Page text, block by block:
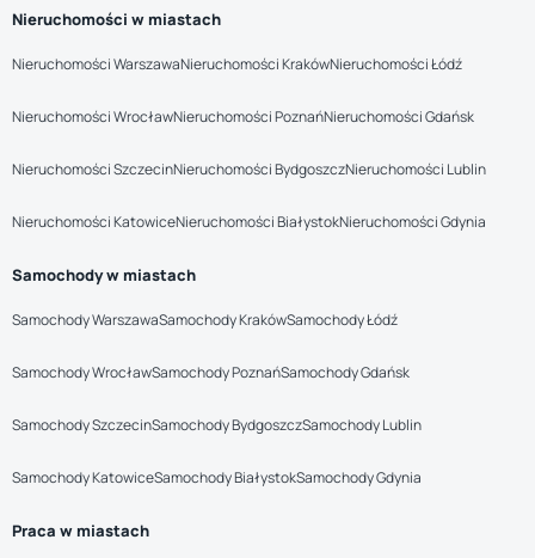
Nieruchomości w miastach
Nieruchomości WarszawaNieruchomości KrakówNieruchomości Łódź
Nieruchomości WrocławNieruchomości PoznańNieruchomości Gdańsk
Nieruchomości SzczecinNieruchomości BydgoszczNieruchomości Lublin
Nieruchomości KatowiceNieruchomości BiałystokNieruchomości Gdynia
Samochody w miastach
Samochody WarszawaSamochody KrakówSamochody Łódź
Samochody WrocławSamochody PoznańSamochody Gdańsk
Samochody SzczecinSamochody BydgoszczSamochody Lublin
Samochody KatowiceSamochody BiałystokSamochody Gdynia
Praca w miastach